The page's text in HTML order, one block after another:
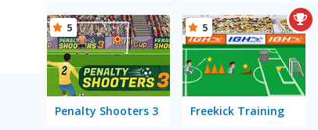
Penalty Shooters 3
5
Freekick Training
5